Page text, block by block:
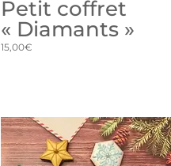
Petit coffret
« Diamants »
15,00€